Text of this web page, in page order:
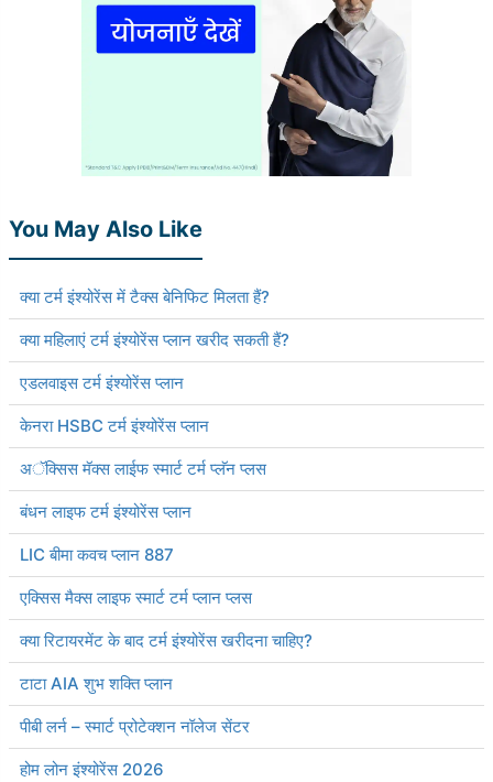
You May Also Like
क्या टर्म इंश्योरेंस में टैक्स बेनिफिट मिलता हैं?
क्या महिलाएं टर्म इंश्योरेंस प्लान खरीद सकती हैं?
एडलवाइस टर्म इंश्योरेंस प्लान
केनरा HSBC टर्म इंश्योरेंस प्लान
अॅक्सिस मॅक्स लाईफ स्मार्ट टर्म प्लॅन प्लस
बंधन लाइफ टर्म इंश्योरेंस प्लान
LIC बीमा कवच प्लान 887
एक्सिस मैक्स लाइफ स्मार्ट टर्म प्लान प्लस
क्या रिटायरमेंट के बाद टर्म इंश्योरेंस खरीदना चाहिए?
टाटा AIA शुभ शक्ति प्लान
पीबी लर्न – स्मार्ट प्रोटेक्शन नॉलेज सेंटर
होम लोन इंश्योरेंस 2026